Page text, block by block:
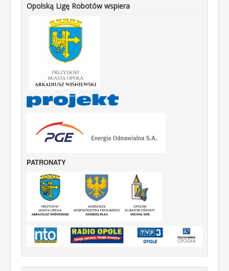
Opolską Ligę Robotów wspiera
PATRONATY